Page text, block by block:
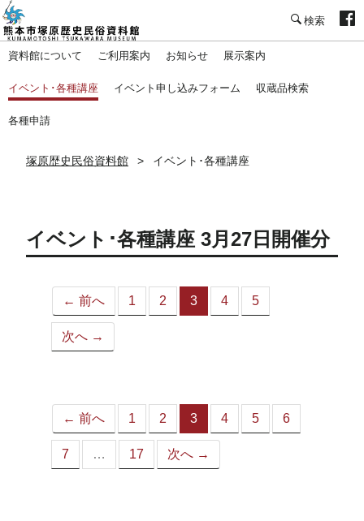
資料館について ご利用案内 お知らせ 展示案内
イベント･各種講座 イベント申し込みフォーム 収蔵品検索
各種申請
塚原歴史民俗資料館 イベント･各種講座
イベント･各種講座 3月27日開催分
← 前へ 1 2 3
（こ
4 5
次へ →
← 前へ 1 2 3
（こ
の
4 5 6
7 … 17 次へ →